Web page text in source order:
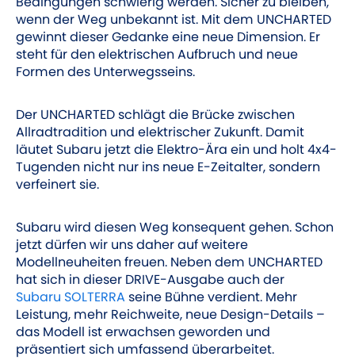
wenn der Weg unbekannt ist. Mit dem UNCHARTED
gewinnt dieser Gedanke eine neue Dimension. Er
steht für den elektrischen Aufbruch und neue
Formen des Unterwegsseins.
Der UNCHARTED schlägt die Brücke zwischen
Allradtradition und elektrischer Zukunft. Damit
läutet ­Subaru jetzt die Elektro-Ära ein und holt 4x4-
Tugenden nicht nur ins neue E-Zeitalter, sondern
verfeinert sie.
Subaru wird diesen Weg konsequent gehen. Schon
jetzt dürfen wir uns daher auf weitere
Modellneuheiten freuen. Neben dem UNCHARTED
hat sich in dieser DRIVE-Ausgabe auch der
Subaru ­SOLTERRA ­seine Bühne verdient. Mehr
Leistung, mehr Reichweite, neue Design-Details –
das Modell ist erwachsen geworden und
präsentiert sich umfassend überarbeitet.